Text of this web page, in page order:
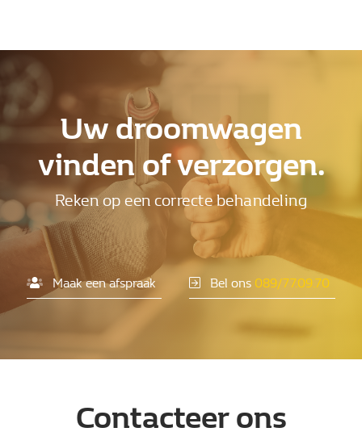
Uw droomwagen
vinden of verzorgen.
Reken op een correcte behandeling
Maak een afspraak Bel ons 089/77.09.70
Contacteer ons